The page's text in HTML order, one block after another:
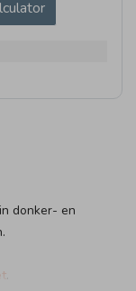
donker- en